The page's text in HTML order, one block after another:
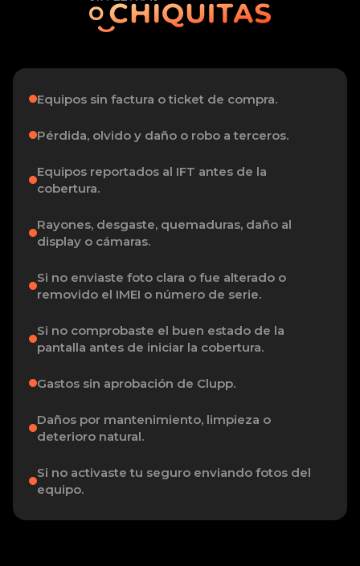
Equipos sin factura o ticket de compra.
Pérdida, olvido y daño o robo a terceros.
Equipos reportados al IFT antes de la
cobertura.
Rayones, desgaste, quemaduras, daño al
display o cámaras.
Si no enviaste foto clara o fue alterado o
removido el IMEI o número de serie.
Si no comprobaste el buen estado de la
pantalla antes de iniciar la cobertura.
Gastos sin aprobación de Clupp.
Daños por mantenimiento, limpieza o
deterioro natural.
Si no activaste tu seguro enviando fotos del
equipo.